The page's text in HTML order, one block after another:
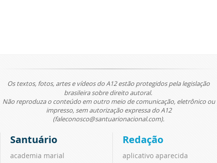
Os textos, fotos, artes e vídeos do A12 estão protegidos pela legislação
brasileira sobre direito autoral.
Não reproduza o conteúdo em outro meio de comunicação, eletrônico ou
impresso, sem autorização expressa do A12
(faleconosco@santuarionacional.com).
Santuário
academia marial
Redação
aplicativo aparecida